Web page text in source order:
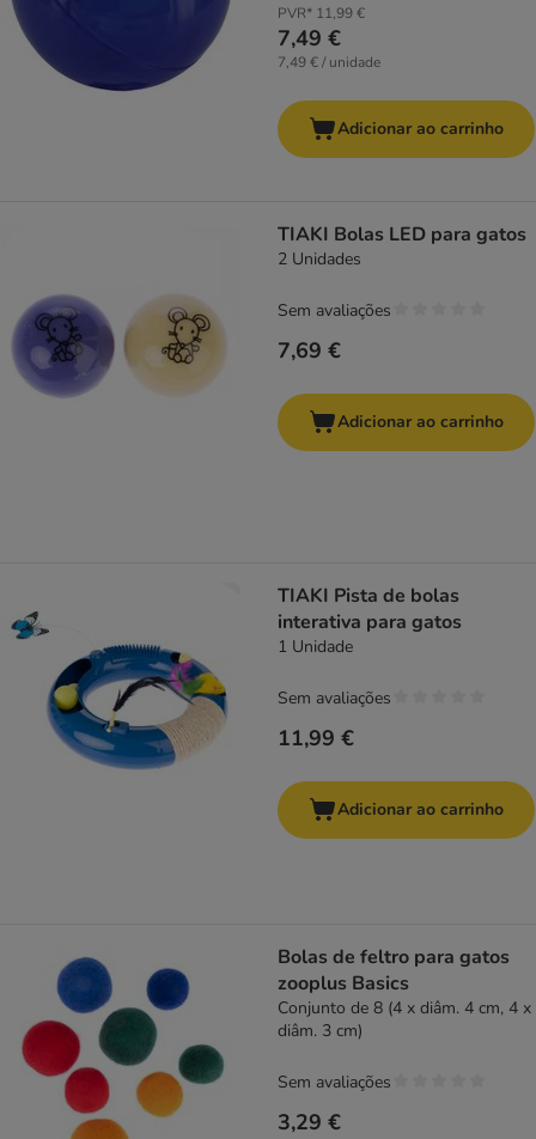
PVR* 11,99 €
7,49 €
7,49 € / unidade
Adicionar ao carrinho
TIAKI Bolas LED para gatos
2 Unidades
7,69 €
Sem avaliações
Adicionar ao carrinho
TIAKI Pista de bolas
interativa para gatos
1 Unidade
11,99 €
Sem avaliações
Adicionar ao carrinho
Bolas de feltro para gatos
zooplus Basics
Conjunto de 8 (4 x diâm. 4 cm, 4 x
diâm. 3 cm)
3,29 €
Sem avaliações